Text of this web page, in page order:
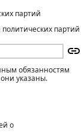
партий
партий
обязанностям
указаны.
о